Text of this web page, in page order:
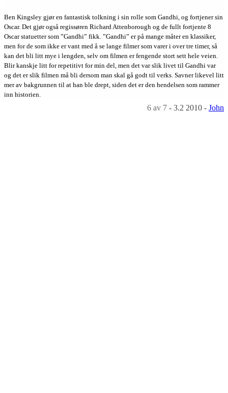
Ben Kingsley gjør en fantastisk tolkning i sin rolle som Gandhi, og fortjener sin
Oscar. Det gjør også regissøren Richard Attenborough og de fullt fortjente 8
Oscar statuetter som ”Gandhi” fikk. ”Gandhi” er på mange måter en klassiker,
men for de som ikke er vant med å se lange filmer som varer i over tre timer, så
kan det bli litt mye i lengden, selv om filmen er fengende stort sett hele veien.
Blir kanskje litt for repetitivt for min del, men det var slik livet til Gandhi var
og det er slik filmen må bli dersom man skal gå godt til verks. Savner likevel litt
mer av bakgrunnen til at han ble drept, siden det er den hendelsen som rammer
inn historien.
6 av 7 - 3.2 2010 - John